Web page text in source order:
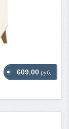
609.00 руб.